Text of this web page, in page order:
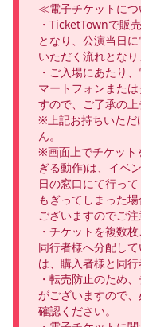
≪電子チケットに
・TicketTownで販
となり、公演当日
いただく流れとなり
・ご入場にあたり
マートフォンまた
すので、ご了承の上
※上記お持ちいただ
ん。
※画面上でチケット
ぎる動作)は、イベ
日の窓口にて行っ
もぎってしまった
ございますのでご注
・チケットを複数
同行者様へ分配し
は、購入者様と同
・転売防止のため
がございますので
確認ください。